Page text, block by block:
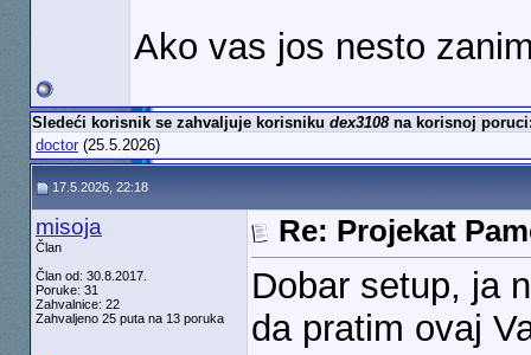
Ako vas jos nesto
Sledeći korisnik se zahvaljuje korisniku dex3108na korisnoj
doctor(25.5.2026)
17.5.2026, 22:18
misoja
Član
Član od: 30.8.2017.
Poruke: 31
Zahvalnice: 22
Zahvaljeno 25 puta na 13 poruka
Re: Projekat
Dobar setup, ja
da pratim ovaj